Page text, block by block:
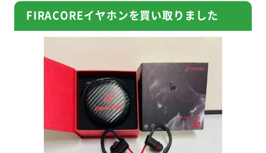
FIRACOREイヤホンを買い取りました